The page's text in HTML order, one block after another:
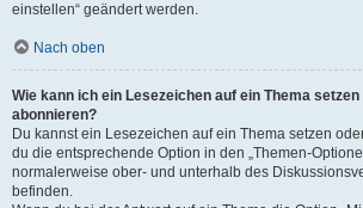
einstellen“ geändert werden.
Nach oben
Wie kann ich ein Lesezeichen auf ein Thema
abonnieren?
Du kannst ein Lesezeichen auf ein Thema setzen
du die entsprechende Option in den „Themen-
normalerweise ober- und unterhalb des
befinden.